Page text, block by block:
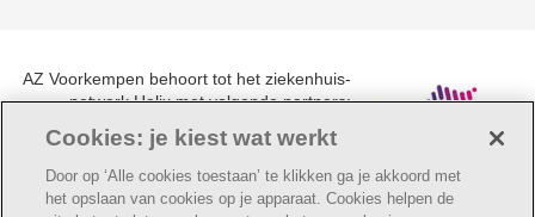
AZ Voorkempen behoort tot het ziekenhuis-
netwerk Helix met volgende partners:
Klina.
Cookies: je kiest wat werkt
Door op ‘Alle cookies toestaan’ te klikken ga je akkoord met
het opslaan van cookies op je apparaat. Cookies helpen de